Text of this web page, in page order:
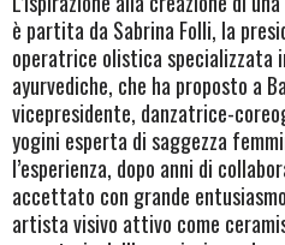
è partita da Sabrina Folli, la
operatrice olistica specializzata
ayurvediche, che ha proposto a
vicepresidente, danzatrice-
yogini esperta di saggezza
l’esperienza, dopo anni di
accettato con grande
artista visivo attivo come